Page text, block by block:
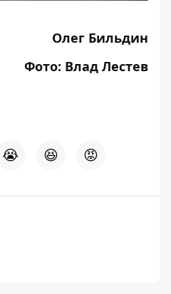
Олег Бильдин
Фото: Влад Лестев
😭 😆 😡